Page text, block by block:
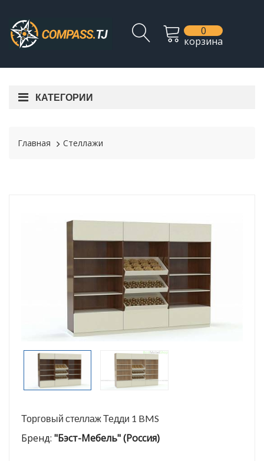
0
корзина
КАТЕГОРИИ
Главная Стеллажи
Торговый стеллаж Тедди 1 BMS
Бренд: "Бэст-Мебель" (Россия)